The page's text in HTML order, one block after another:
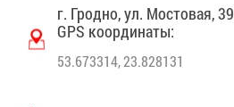
г. Грод­но, ул. Мо­сто­вая, 39
GPS ко­ор­ди­на­ты:
53.673314, 23.828131